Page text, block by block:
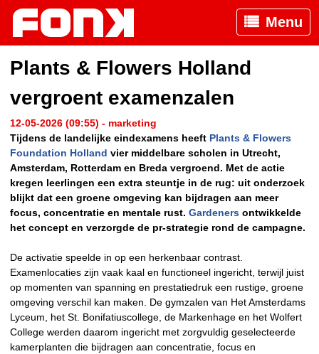
Menu
Plants & Flowers Holland
vergroent examenzalen
12-05-2026 (09:55) - marketing
Tijdens de landelijke eindexamens heeft Plants & Flowers
Foundation Holland vier middelbare scholen in Utrecht,
Amsterdam, Rotterdam en Breda vergroend. Met de actie
kregen leerlingen een extra steuntje in de rug: uit onderzoek
blijkt dat een groene omgeving kan bijdragen aan meer
focus, concentratie en mentale rust. Gardeners ontwikkelde
het concept en verzorgde de pr-strategie rond de campagne.
De activatie speelde in op een herkenbaar contrast.
Examenlocaties zijn vaak kaal en functioneel ingericht, terwijl juist
op momenten van spanning en prestatiedruk een rustige, groene
omgeving verschil kan maken. De gymzalen van Het Amsterdams
Lyceum, het St. Bonifatiuscollege, de Markenhage en het Wolfert
College werden daarom ingericht met zorgvuldig geselecteerde
kamerplanten die bijdragen aan concentratie, focus en